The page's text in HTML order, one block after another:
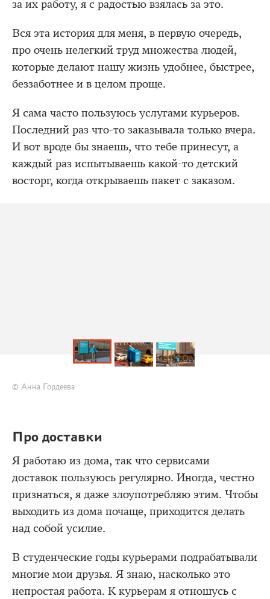
за их работу, я с радостью взялась за это.
Вся эта история для меня, в первую очередь,
про очень нелегкий труд множества людей,
которые делают нашу жизнь удобнее, быстрее,
беззаботнее и в целом проще.
Я сама часто пользуюсь услугами курьеров.
Последний раз что-то заказывала только вчера.
И вот вроде бы знаешь, что тебе принесут, а
каждый раз испытываешь какой-то детский
восторг, когда открываешь пакет с заказом.
© Анна Гордеева
Про доставки
Я работаю из дома, так что сервисами
доставок пользуюсь регулярно. Иногда, честно
признаться, я даже злоупотребляю этим. Чтобы
выходить из дома почаще, приходится делать
над собой усилие.
В студенческие годы курьерами подрабатывали
многие мои друзья. Я знаю, насколько это
непростая работа. К курьерам я отношусь с